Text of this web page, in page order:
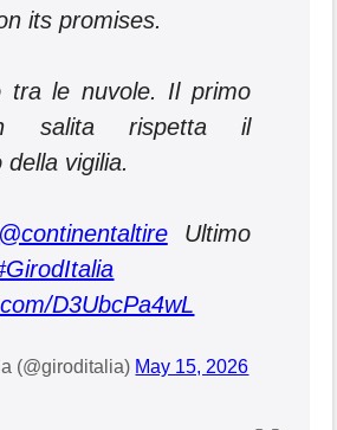
its promises.
tra le nuvole. Il primo
salita rispetta il
vigilia.
@continentaltireUltimo
D3UbcPa4wL
(@giroditalia) May 15, 2026